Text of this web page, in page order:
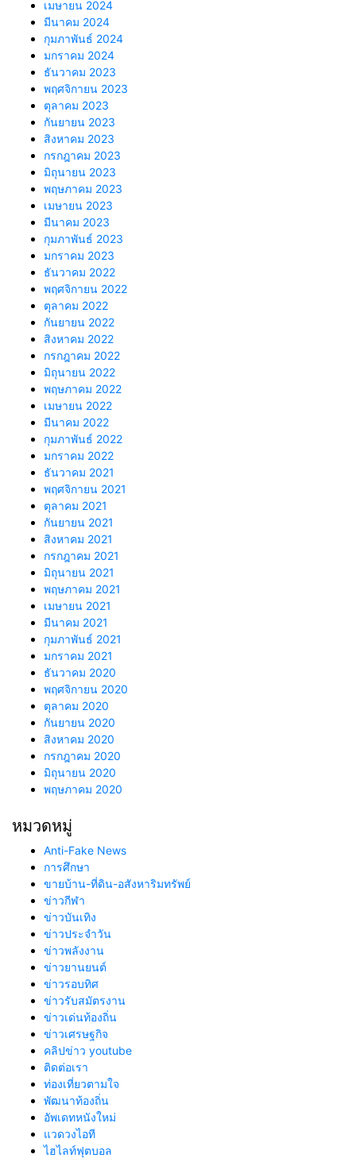
เมษายน 2024
มีนาคม 2024
กุมภาพันธ์ 2024
มกราคม 2024
ธันวาคม 2023
พฤศจิกายน 2023
ตุลาคม 2023
กันยายน 2023
สิงหาคม 2023
กรกฎาคม 2023
มิถุนายน 2023
พฤษภาคม 2023
เมษายน 2023
มีนาคม 2023
กุมภาพันธ์ 2023
มกราคม 2023
ธันวาคม 2022
พฤศจิกายน 2022
ตุลาคม 2022
กันยายน 2022
สิงหาคม 2022
กรกฎาคม 2022
มิถุนายน 2022
พฤษภาคม 2022
เมษายน 2022
มีนาคม 2022
กุมภาพันธ์ 2022
มกราคม 2022
ธันวาคม 2021
พฤศจิกายน 2021
ตุลาคม 2021
กันยายน 2021
สิงหาคม 2021
กรกฎาคม 2021
มิถุนายน 2021
พฤษภาคม 2021
เมษายน 2021
มีนาคม 2021
กุมภาพันธ์ 2021
มกราคม 2021
ธันวาคม 2020
พฤศจิกายน 2020
ตุลาคม 2020
กันยายน 2020
สิงหาคม 2020
กรกฎาคม 2020
มิถุนายน 2020
พฤษภาคม 2020
หมวดหมู่
Anti-Fake News
การศึกษา
ขายบ้าน-ที่ดิน-อสังหาริมทรัพย์
ข่าวกีฬา
ข่าวบันเทิง
ข่าวประจำวัน
ข่าวพลังงาน
ข่าวยานยนต์
ข่าวรอบทิศ
ข่าวรับสมัตรงาน
ข่าวเด่นท้องถิ่น
ข่าวเศรษฐกิจ
คลิปข่าว youtube
ติดต่อเรา
ท่องเที่ยวตามใจ
พัฒนาท้องถิ่น
อัพเดทหนังใหม่
แวดวงไอที
ไฮไลท์ฟุตบอล